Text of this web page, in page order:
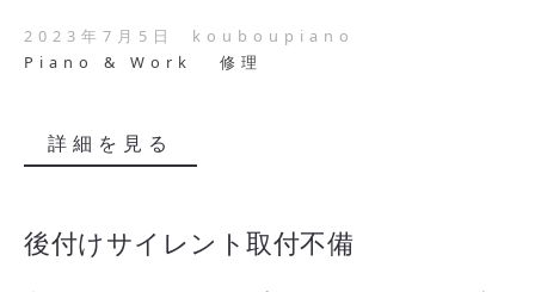
2023年7月5日
kouboupiano
Piano & Work
修理
詳細を見る
後付けサイレント取付不備